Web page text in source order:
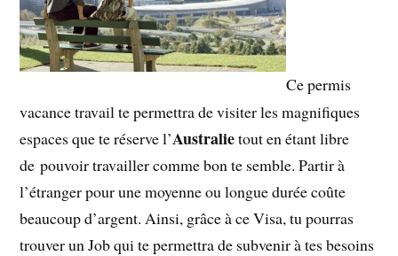
Ce permis
vacance travail te permettra de visiter les magnifiques
espaces que te réserve l’Australietout en étant libre
de pouvoir travailler comme bon te semble. Partir à
l’étranger pour une moyenne ou longue durée coûte
beaucoup d’argent. Ainsi, grâce à ce Visa, tu pourras
trouver un Job qui te permettra de subvenir à tes besoins